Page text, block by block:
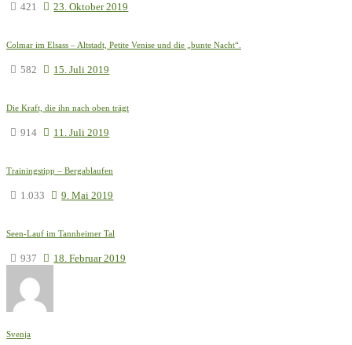
421 23. Oktober 2019
Colmar im Elsass – Altstadt, Petite Venise und die „bunte Nacht“.
582 15. Juli 2019
Die Kraft, die ihn nach oben trägt
914 11. Juli 2019
Trainingstipp – Bergablaufen
1.033 9. Mai 2019
Seen-Lauf im Tannheimer Tal
937 18. Februar 2019
Svenja